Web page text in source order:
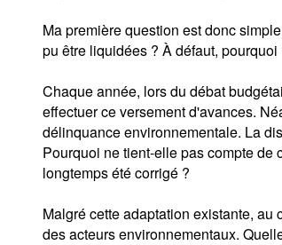
Ma première question est donc
pu être liquidées ? À défaut, pourquoi
Chaque année, lors du débat
effectuer ce versement d'avances.
délinquance environnementale. La
Pourquoi ne tient-elle pas compte de
longtemps été corrigé ?
Malgré cette adaptation existante,
des acteurs environnementaux.